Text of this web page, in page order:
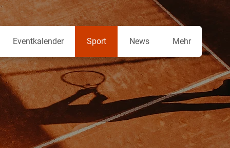
Eventkalender Sport News Mehr